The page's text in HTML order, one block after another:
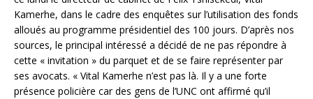
Kamerhe, dans le cadre des enquêtes sur l’utilisation des fonds
alloués au programme présidentiel des 100 jours. D’après nos
sources, le principal intéressé a décidé de ne pas répondre à
cette « invitation » du parquet et de se faire représenter par
ses avocats. « Vital Kamerhe n’est pas là. Il y a une forte
présence policière car des gens de l’UNC ont affirmé qu’il